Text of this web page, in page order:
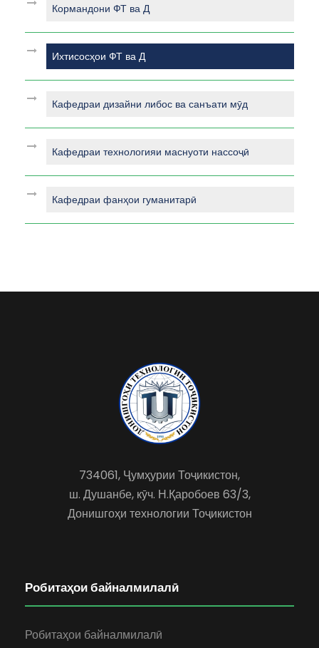
Кормандони ФТ ва Д
Ихтисосҳои ФТ ва Д
Кафедраи дизайни либос ва санъати мӯд
Кафедраи технологияи маснуоти нассоҷӣ
Кафедраи фанҳои гуманитарӣ
734061, Ҷумҳурии Тоҷикистон,
ш. Душанбе, кӯч. Н.Қаробоев 63/3,
Донишгоҳи технологии Тоҷикистон
Робитаҳои байналмилалӣ
Робитаҳои байналмилалӣ